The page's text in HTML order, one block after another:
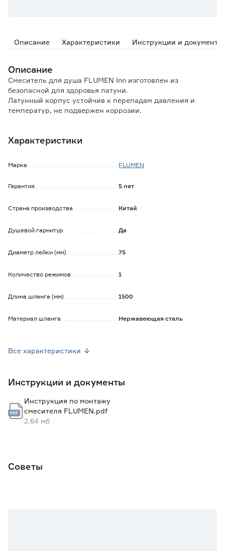
Описание Характеристики Инструкции и документы
Описание
Смеситель для душа FLUMEN Inn изготовлен из
безопасной для здоровья латуни.
Латунный корпус устойчив к перепадам давления и
температур, не подвержен коррозии.
Смеситель комплектуется керамическим картриджем,
регулировки температуры и напора воды.
Обратите внимание:
Характеристики
Марка FLUMEN
Гарантия 5 лет
Страна производства Китай
Душевой гарнитур Да
Диаметр лейки (мм) 75
Количество режимов 1
Длина шланга (мм) 1500
Материал шланга Нержавеющая сталь
Управление Рычажное
Материал
Все характеристики
Инструкции и документы
Инструкция по монтажу
смесителя FLUMEN.pdf
2.64 мб
Советы